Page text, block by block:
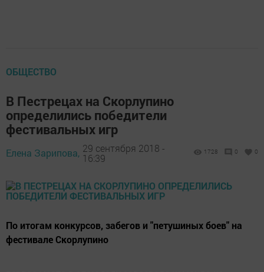
ОБЩЕСТВО
В Пестрецах на Скорлупино
определились победители
фестивальных игр
Елена Зарипова, 29 сентября 2018 -
16:39
1728 0 0
По итогам конкурсов, забегов и "петушиных боев" на
фестивале Скорлупино